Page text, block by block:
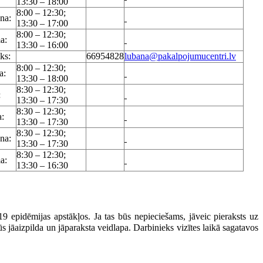
8:00 – 12:30;
13:30 – 17:00
8:00 – 12:30;
13:30 – 16:00
66954828lubana@pakalpojumucentri.lv
8:00 – 12:30;
13:30 – 18:00
8:30 – 12:30;
13:30 – 17:30
8:30 – 12:30;
13:30 – 17:30
8:30 – 12:30;
13:30 – 17:30
8:30 – 12:30;
13:30 – 16:30
apstākļos. Ja tas būs nepieciešams, jāveic pieraksts uz
jāaizpilda un jāparaksta veidlapa. Darbinieks vizītes laikā sagatavos